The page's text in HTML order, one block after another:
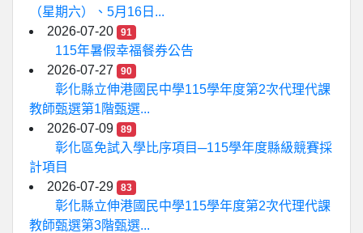
（星期六）、5月16日...
2026-07-20
91
115年暑假幸福餐券公告
2026-07-27
90
彰化縣立伸港國民中學115學年度第2次代理代課
教師甄選第1階甄選...
2026-07-09
89
彰化區免試入學比序項目─115學年度縣級競賽採
計項目
2026-07-29
83
彰化縣立伸港國民中學115學年度第2次代理代課
教師甄選第3階甄選...